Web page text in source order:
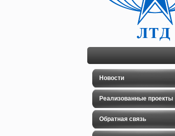
Новости
Реализованные проекты
Обратная связь